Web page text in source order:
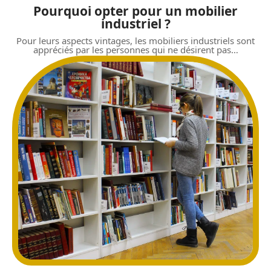
Pourquoi opter pour un mobilier
industriel ?
Pour leurs aspects vintages, les mobiliers industriels sont
appréciés par les personnes qui ne désirent pas…